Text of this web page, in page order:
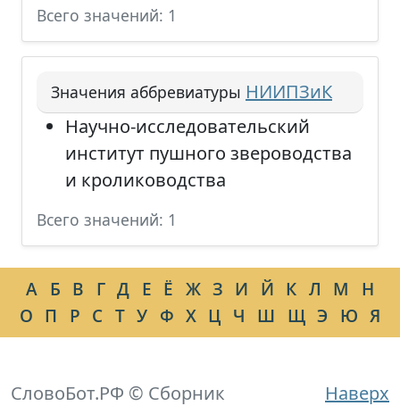
Всего значений: 1
Значения аббревиатуры НИИПЗиК
Научно-исследовательский
институт пушного звероводства
и кролиководства
Всего значений: 1
А Б В Г Д Е Ё Ж З И Й К Л М
Н
О П Р С Т У Ф Х Ц Ч Ш Щ Э Ю Я
Наверх
СловоБот.РФ © Сборник